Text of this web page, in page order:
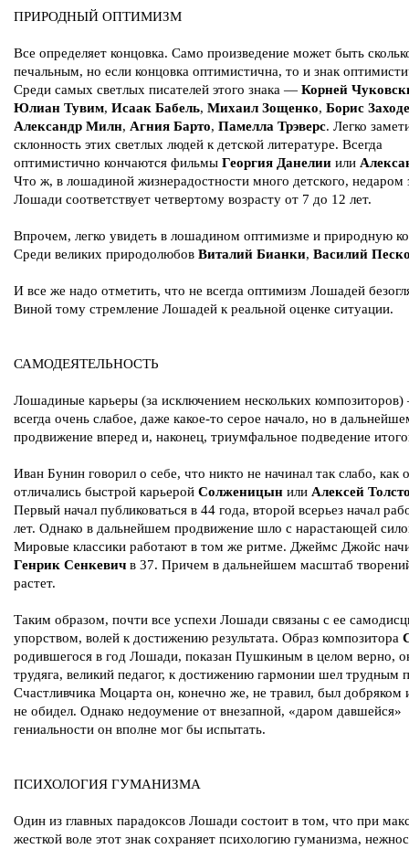
ПРИРОДНЫЙ ОПТИМИЗМ
Все определяет концовка. Само произведение может быть
печальным, но если концовка оптимистична, то и знак
Среди самых светлых писателей этого знака — Корней
Юлиан Тувим, Исаак Бабель, Михаил Зощенко, Борис
Александр Милн, Агния Барто, Памелла Трэверс. Легко
склонность этих светлых людей к детской литературе. Всегда
оптимистично кончаются фильмы Георгия Данелии или
Что ж, в лошадиной жизнерадостности много детского, недаром
Лошади соответствует четвертому возрасту от 7 до 12 лет.
Впрочем, легко увидеть в лошадином оптимизме и природную
Среди великих природолюбов Виталий Бианки, Василий
И все же надо отметить, что не всегда оптимизм Лошадей
Виной тому стремление Лошадей к реальной оценке ситуации.
САМОДЕЯТЕЛЬНОСТЬ
Лошадиные карьеры (за исключением нескольких
всегда очень слабое, даже какое-то серое начало, но в
продвижение вперед и, наконец, триумфальное подведение
Иван Бунин говорил о себе, что никто не начинал так слабо, как
отличались быстрой карьерой Солженицын или Алексей
Первый начал публиковаться в 44 года, второй всерьез начал
лет. Однако в дальнейшем продвижение шло с нарастающей
Мировые классики работают в том же ритме. Джеймс Джойс
Генрик Сенкевич в 37. Причем в дальнейшем масштаб
растет.
Таким образом, почти все успехи Лошади связаны с ее
упорством, волей к достижению результата. Образ композитора
родившегося в год Лошади, показан Пушкиным в целом верно,
трудяга, великий педагог, к достижению гармонии шел трудным
Счастливчика Моцарта он, конечно же, не травил, был
не обидел. Однако недоумение от внезапной, «даром давшейся»
гениальности он вполне мог бы испытать.
ПСИХОЛОГИЯ ГУМАНИЗМА
Один из главных парадоксов Лошади состоит в том, что при
жесткой воле этот знак сохраняет психологию гуманизма,